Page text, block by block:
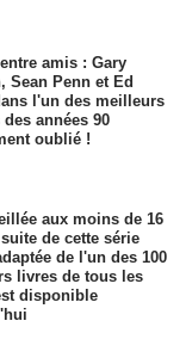
amis : Gary
Sean Penn et Ed
l'un des meilleurs
années 90
oublié !
aux moins de 16
de cette série
de l'un des 100
livres de tous les
disponible